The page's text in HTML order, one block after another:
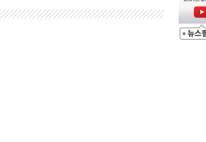
↑ VS 샌디스크·피그마·앱러빈↓
...웨스턴디지털·샌디스크↓
의
로 상한가…마진 잔액은 사상 최고